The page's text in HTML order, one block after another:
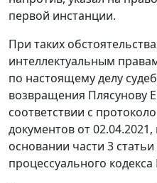
первой инстанции.
При таких
интеллектуальным
по настоящему делу
возвращения Плясунову
соответствии с
документов от
основании части 3
процессуального